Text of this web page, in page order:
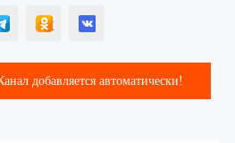
ОК ВК
добавляется автоматически!